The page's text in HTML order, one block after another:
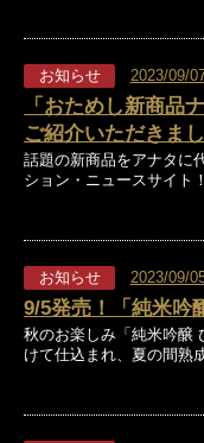
お知らせ 2023/09/
「おためし新商品
ご紹介いただきまし
話題の新商品をアナタに
ション・ニュースサイト
お知らせ 2023/09/
9/5発売！「純米吟
秋のお楽しみ「純米吟醸
けて仕込まれ、夏の間熟